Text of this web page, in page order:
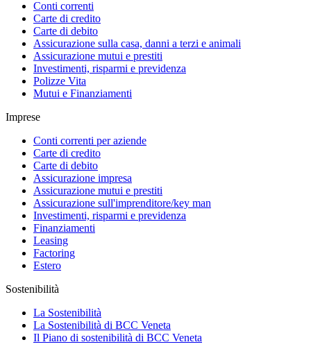
Conti correnti
Carte di credito
Carte di debito
Assicurazione sulla casa, danni a terzi e animali
Assicurazione mutui e prestiti
Investimenti, risparmi e previdenza
Polizze Vita
Mutui e Finanziamenti
Imprese
Conti correnti per aziende
Carte di credito
Carte di debito
Assicurazione impresa
Assicurazione mutui e prestiti
Assicurazione sull'imprenditore/key man
Investimenti, risparmi e previdenza
Finanziamenti
Leasing
Factoring
Estero
Sostenibilità
La Sostenibilità
La Sostenibilità di BCC Veneta
Il Piano di sostenibilità di BCC Veneta